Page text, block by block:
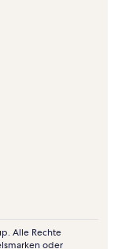
Alle Rechte
oder